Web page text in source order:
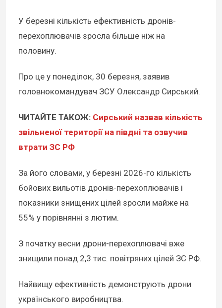
У березні кількість ефективність дронів-
перехоплювачів зросла більше ніж на
половину.
Про це у понеділок, 30 березня, заявив
головнокомандувач ЗСУ Олександр Сирський.
ЧИТАЙТЕ ТАКОЖ: Сирський назвав кількість
звільненої території на півдні та озвучив
втрати ЗС РФ
За його словами, у березні 2026-го кількість
бойових вильотів дронів-перехоплювачів і
показники знищених цілей зросли майже на
55% у порівнянні з лютим.
З початку весни дрони-перехоплювачі вже
знищили понад 2,3 тис. повітряних цілей ЗС РФ.
Найвищу ефективність демонструють дрони
українського виробництва.